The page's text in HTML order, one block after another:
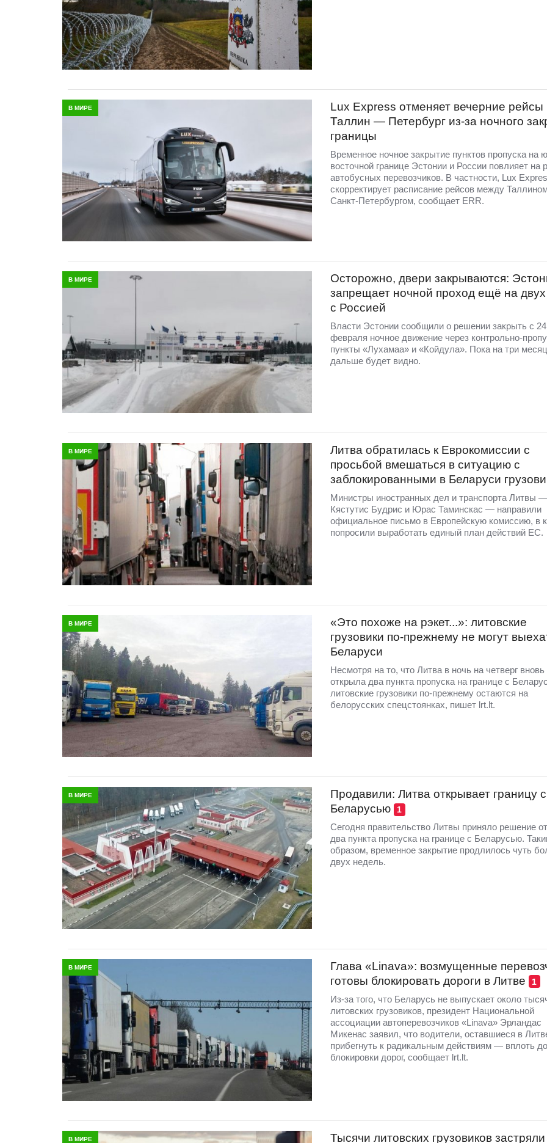
В МИРЕ
Lux Express отменяет вечерние рейсы
Таллин — Петербург из-за ночного
границы
Временное ночное закрытие пунктов пропуска на
восточной границе Эстонии и России повлияет на
автобусных перевозчиков. В частности, Lux
скорректирует расписание рейсов между
Санкт-Петербургом, сообщает ERR.
В МИРЕ
Осторожно, двери закрываются:
запрещает ночной проход ещё на
с Россией
Власти Эстонии сообщили о решении закрыть с 24
февраля ночное движение через контрольно-
пункты «Лухамаа» и «Койдула». Пока на три
дальше будет видно.
В МИРЕ
Литва обратилась к Еврокомиссии с
просьбой вмешаться в ситуацию с
заблокированными в Беларуси
Министры иностранных дел и транспорта Литвы —
Кястутис Будрис и Юрас Таминскас — направили
официальное письмо в Европейскую комиссию, в
попросили выработать единый план действий ЕС.
В МИРЕ
«Это похоже на рэкет...»: литовские
грузовики по-прежнему не могут
Беларуси
Несмотря на то, что Литва в ночь на четверг вновь
открыла два пункта пропуска на границе с
литовские грузовики по-прежнему остаются на
белорусских спецстоянках, пишет lrt.lt.
В МИРЕ
Продавили: Литва открывает границу с
Беларусью
1
Сегодня правительство Литвы приняло решение
два пункта пропуска на границе с Беларусью.
образом, временное закрытие продлилось чуть
двух недель.
В МИРЕ
Глава «Linava»: возмущенные
готовы блокировать дороги в Литве
1
Из-за того, что Беларусь не выпускает около
литовских грузовиков, президент Национальной
ассоциации автоперевозчиков «Linava» Эрландас
Микенас заявил, что водители, оставшиеся в
прибегнуть к радикальным действиям — вплоть до
блокировки дорог, сообщает lrt.lt.
В МИРЕ Тысячи литовских грузовиков